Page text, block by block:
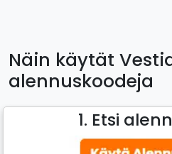
Näin käytät
alennuskoodeja
1. Etsi